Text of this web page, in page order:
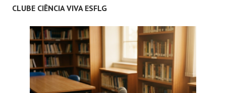
CLUBE CIÊNCIA VIVA ESFLG